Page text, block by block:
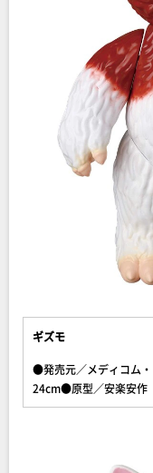
ギズモ
●発売元／メディコム
24cm●原型／安楽安作